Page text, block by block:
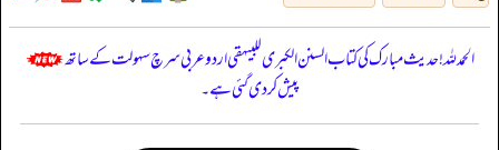
الحمدللہ! حدیث مبارک کی کتاب السنن الكبرى للبيهقي اردو عربی سرچ سہولت کے ساتھ
پیش کر دی گئی ہے۔